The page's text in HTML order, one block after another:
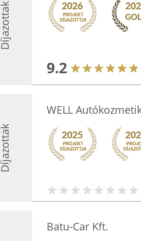
Díjazottak
9.2
Díjazottak
WELL
Batu-Car Kft.